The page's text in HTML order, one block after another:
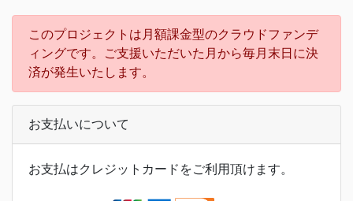
このプロジェクトは月額課金型のクラウドファンデ
ィングです。ご支援いただいた月から毎月末日に決
済が発生いたします。
お支払いについて
お支払はクレジットカードをご利用頂けます。